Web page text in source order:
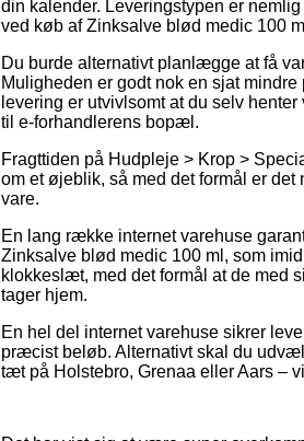
din kalender. Leveringstypen er
ved køb af Zinksalve blød medic 100
Du burde alternativt planlægge at få
Muligheden er godt nok en sjat
levering er utvivlsomt at du selv
til e-forhandlerens bopæl.
Fragttiden på Hudpleje > Krop >
om et øjeblik, så med det formål er
vare.
En lang række internet varehuse
Zinksalve blød medic 100 ml, som
klokkeslæt, med det formål at de med
tager hjem.
En hel del internet varehuse sikrer
præcist beløb. Alternativt skal du
tæt på Holstebro, Grenaa eller Aars –